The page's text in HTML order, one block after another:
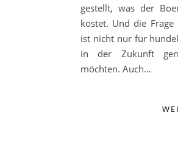
gestellt, was der
kostet. Und die
ist nicht nur für
in der Zukunft
möchten. Auch…